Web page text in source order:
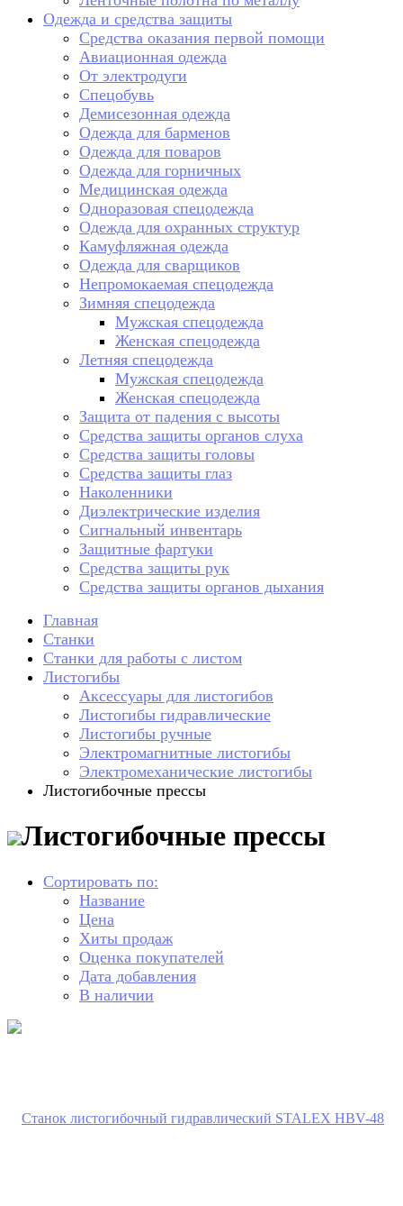
Одежда и средства защиты
Средства оказания первой помощи
Авиационная одежда
От электродуги
Спецобувь
Демисезонная одежда
Одежда для барменов
Одежда для поваров
Одежда для горничных
Медицинская одежда
Одноразовая спецодежда
Одежда для охранных структур
Камуфляжная одежда
Одежда для сварщиков
Непромокаемая спецодежда
Зимняя спецодежда
Мужская спецодежда
Женская спецодежда
Летняя спецодежда
Мужская спецодежда
Женская спецодежда
Защита от падения с высоты
Средства защиты органов слуха
Средства защиты головы
Средства защиты глаз
Наколенники
Диэлектрические изделия
Сигнальный инвентарь
Защитные фартуки
Средства защиты рук
Средства защиты органов дыхания
Главная
Станки
Станки для работы с листом
Листогибы
Аксессуары для листогибов
Листогибы гидравлические
Листогибы ручные
Электромагнитные листогибы
Электромеханические листогибы
Листогибочные прессы
Листогибочные прессы
Сортировать по:
Название
Цена
Хиты продаж
Оценка покупателей
Дата добавления
В наличии